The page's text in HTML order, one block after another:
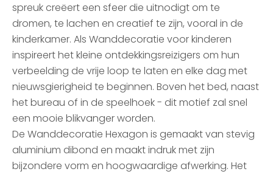
spreuk creëert een sfeer die uitnodigt om te
dromen, te lachen en creatief te zijn, vooral in de
kinderkamer. Als Wanddecoratie voor kinderen
inspireert het kleine ontdekkingsreizigers om hun
verbeelding de vrije loop te laten en elke dag met
nieuwsgierigheid te beginnen. Boven het bed, naast
het bureau of in de speelhoek - dit motief zal snel
een mooie blikvanger worden.
De Wanddecoratie Hexagon is gemaakt van stevig
aluminium dibond en maakt indruk met zijn
bijzondere vorm en hoogwaardige afwerking. Het